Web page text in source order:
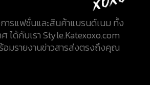
ารแฟชั่นและสินค้าแบรนด์เนม ทั้ง
ได้กับเรา Style.Katexoxo.com
มรายงานข่าวสารส่งตรงถึงคุณ